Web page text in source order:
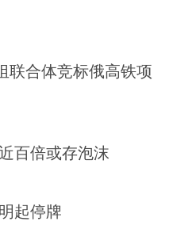
联合体竞标俄高铁项
百倍或存泡沫
起停牌